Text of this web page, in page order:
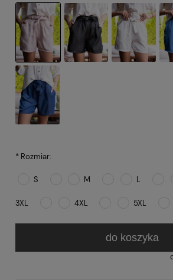
* Rozmiar:
S M L
3XL 4XL 5XL
do koszyka